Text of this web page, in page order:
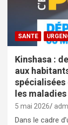
SANTE
Kinshasa :
aux
les
5 mai 2026
Dans le cadre